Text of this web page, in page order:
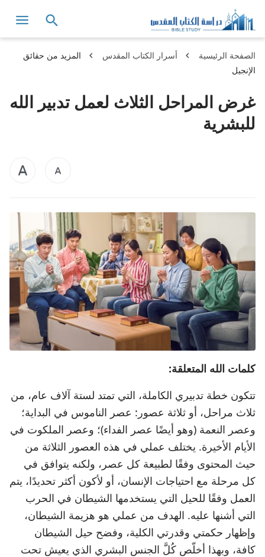
الصفحة الرئيسية أسرار الكتاب المقدس
المزيد من حقائق
الإنجيل
غرض المراحل الثلاث لعمل تدبير الله
للبشرية
كلمات الله المتعلقة:
تتكون خطة تدبيري الكاملة، التي تمتد لستة آلاف عام، من
ثلاث مراحل، أو ثلاثة عصور: عصر الناموس في البداية؛
وعصر النعمة (وهو أيضًا عصر الفداء)؛ وعصر الملكوت في
الأيام الأخيرة. يختلف عملي في هذه العصور الثلاثة من
حيث المحتوى وفقًا لطبيعة كل عصر، ولكنه يتوافق في
كل مرحلة مع احتياجات الإنسان، أو لأكون أكثر تحديدًا، يتم
العمل وفقًا للحيل التي يستخدمها الشيطان في الحرب
التي أشنها عليه. الهدف من عملي هو هزيمة الشيطان،
وإظهار حكمتي وقدرتي الكلية، وفضح حيل الشيطان
كافة، وبهذا أخلّص كُلَّ الجنس البشري الذي يعيش تحت